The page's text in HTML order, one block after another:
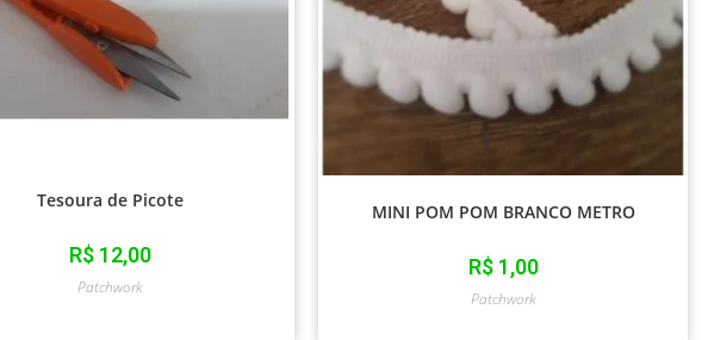
Tesoura de Picote
R$12,00
Patchwork
MINI POM POM BRANCO METRO
R$1,00
Patchwork